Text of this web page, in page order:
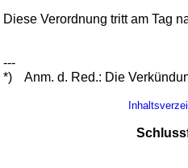
Diese Verordnung tritt am Tag
---
*)
Anm. d. Red.: Die